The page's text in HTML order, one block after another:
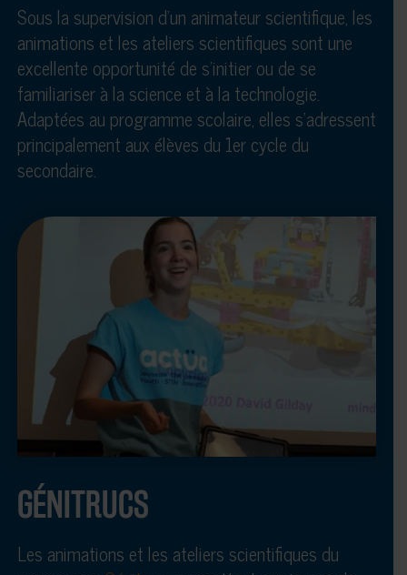
Sous la supervision d’un animateur scientifique, les
animations et les ateliers scientifiques sont une
excellente opportunité de s’initier ou de se
familiariser à la science et à la technologie.
Adaptées au programme scolaire, elles s’adressent
principalement aux élèves du 1er cycle du
secondaire.
GÉNITRUCS
Les animations et les ateliers scientifiques du